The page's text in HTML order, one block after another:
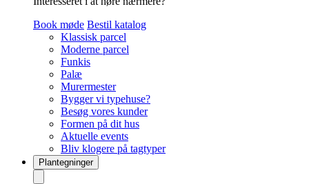
Book møde Bestil katalog
Klassisk parcel
Moderne parcel
Funkis
Palæ
Murermester
Bygger vi typehuse?
Besøg vores kunder
Formen på dit hus
Aktuelle events
Bliv klogere på tagtyper
Plantegninger